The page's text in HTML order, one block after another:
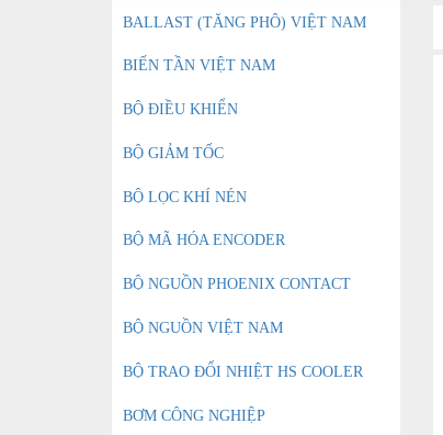
BALLAST (TĂNG PHÔ) VIỆT NAM
BIẾN TẦN VIỆT NAM
BỘ ĐIỀU KHIỂN
BỘ GIẢM TỐC
BỘ LỌC KHÍ NÉN
BỘ MÃ HÓA ENCODER
BỘ NGUỒN PHOENIX CONTACT
BỘ NGUỒN VIỆT NAM
BỘ TRAO ĐỔI NHIỆT HS COOLER
BƠM CÔNG NGHIỆP